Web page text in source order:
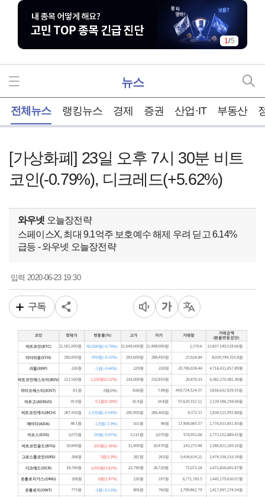
1/5
뉴스
전체뉴스 랭킹뉴스 경제 증권 산업·IT 부동산
[가상화폐] 23일 오후 7시 30분 비트
코인(-0.79%), 디크레드(+5.62%)
와우넷 오늘장전략
스페이스X, 최대 9.1억주 보호예수 해제 우려 딛고 6.14%
급등 - 와우넷 오늘장전략
입력2020-06-23 19:30
구독